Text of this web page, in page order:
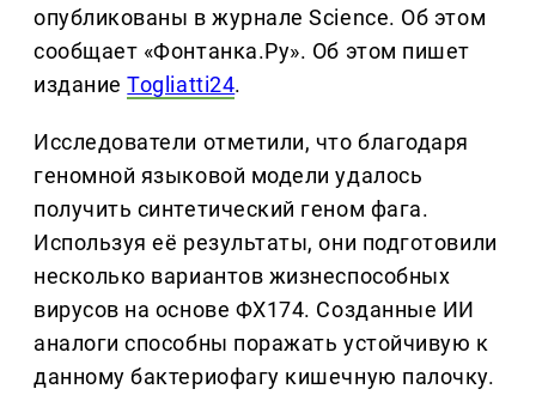
опубликованы в журнале Science. Об этом
сообщает «Фонтанка.Ру». Об этом пишет
изданиеTogliatti24.
Исследователи отметили, что благодаря
геномной языковой модели удалось
получить синтетический геном фага.
Используя её результаты, они подготовили
несколько вариантов жизнеспособных
вирусов на основе ФХ174. Созданные ИИ
аналоги способны поражать устойчивую к
данному бактериофагу кишечную палочку.